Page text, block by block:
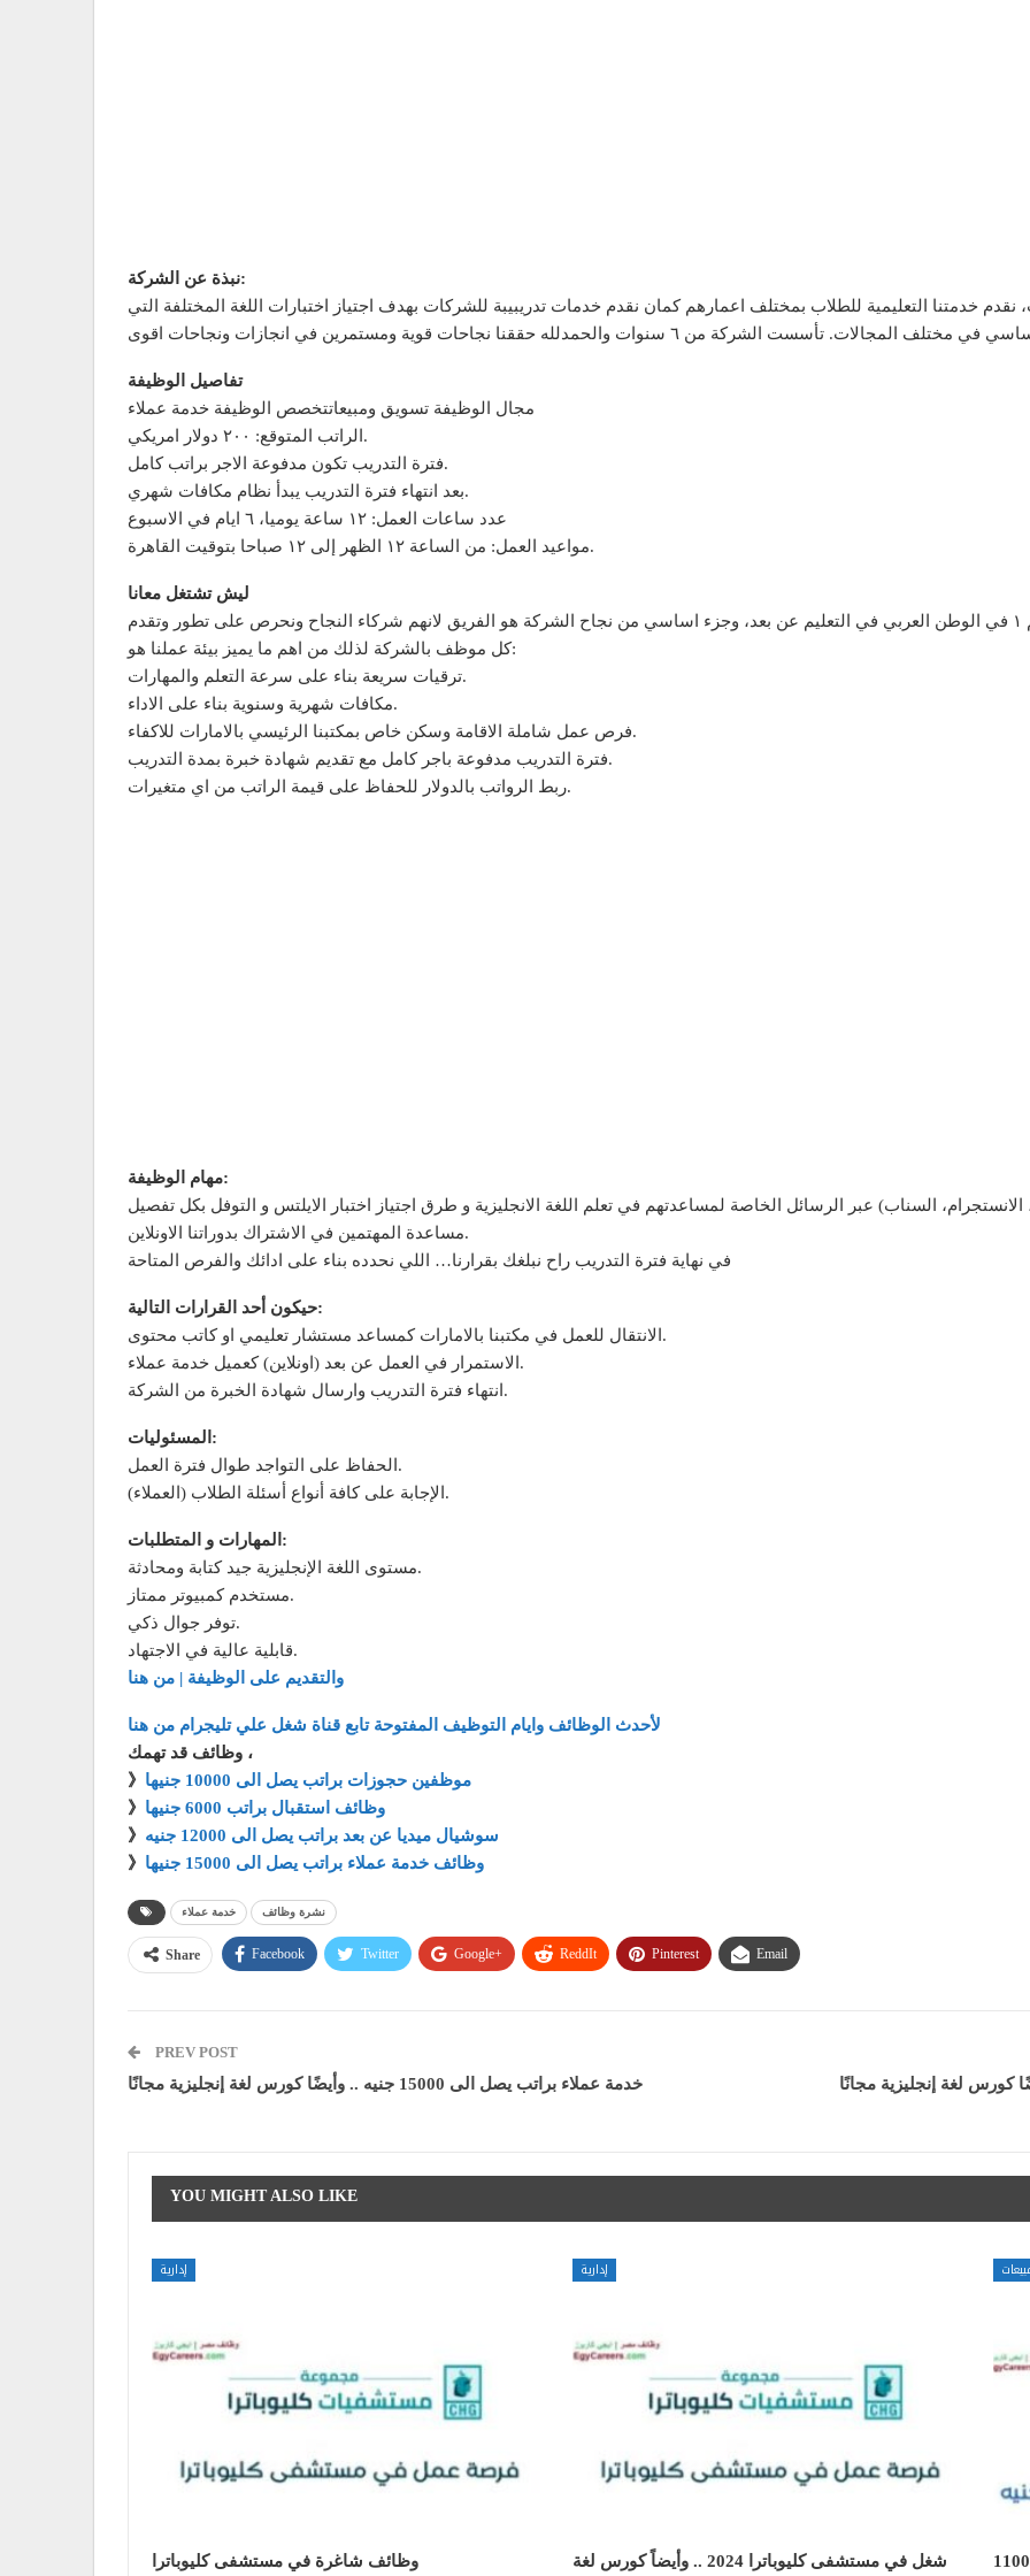
نبذة عن الشركة:
خدمتنا التعليمية للطلاب بمختلف اعمارهم كمان نقدم خدمات تدريبيبة للشركات بهدف اجتياز اختبارات اللغة المختلفة التي
تفاصيل الوظيفة
مجال الوظيفة تسويق ومبيعاتتخصص الوظيفة خدمة عملاء
الراتب المتوقع: ٢٠٠ دولار امريكي.
فترة التدريب تكون مدفوعة الاجر براتب كامل.
بعد انتهاء فترة التدريب يبدأ نظام مكافات شهري.
عدد ساعات العمل: ١٢ ساعة يوميا، ٦ ايام في الاسبوع
مواعيد العمل: من الساعة ١٢ الظهر إلى ١٢ صباحا بتوقيت القاهرة.
ليش تشتغل معانا
هدفنا في شركة ايديوتك لابس انه نكون الاكاديمية رقم ١ في الوطن العربي في التعليم عن بعد، وجزء اساسي من نجاح الشركة هو الفريق لانهم شركاء النجاح ونحرص على تطور وتقدم
كل موظف بالشركة لذلك من اهم ما يميز بيئة عملنا هو:
ترقيات سريعة بناء على سرعة التعلم والمهارات.
مكافات شهرية وسنوية بناء على الاداء.
فرص عمل شاملة الاقامة وسكن خاص بمكتبنا الرئيسي بالامارات للاكفاء.
فترة التدريب مدفوعة باجر كامل مع تقديم شهادة خبرة بمدة التدريب.
ربط الرواتب بالدولار للحفاظ على قيمة الراتب من اي متغيرات.
مهام الوظيفة:
مساعدة المهتمين في الاشتراك بدوراتنا الاونلاين.
في نهاية فترة التدريب راح نبلغك بقرارنا… اللي نحدده بناء على ادائك والفرص المتاحة
حيكون أحد القرارات التالية:
الانتقال للعمل في مكتبنا بالامارات كمساعد مستشار تعليمي او كاتب محتوى.
الاستمرار في العمل عن بعد (اونلاين) كعميل خدمة عملاء.
انتهاء فترة التدريب وارسال شهادة الخبرة من الشركة.
المسئوليات:
الحفاظ على التواجد طوال فترة العمل.
الإجابة على كافة أنواع أسئلة الطلاب (العملاء).
المهارات و المتطلبات:
مستوى اللغة الإنجليزية جيد كتابة ومحادثة.
مستخدم كمبيوتر ممتاز.
توفر جوال ذكي.
قابلية عالية في الاجتهاد.
والتقديم على الوظيفة | من هنا
لأحدث الوظائف وايام التوظيف المفتوحة تابع قناة شغل علي تليجرام من هنا
وظائف قد تهمك ،
》
موظفين حجوزات براتب يصل الى 10000 جنيها
》
وظائف استقبال براتب 6000 جنيها
》
سوشيال ميديا عن بعد براتب يصل الى 12000 جنيه
》
وظائف خدمة عملاء براتب يصل الى 15000 جنيها
خدمة عملاء نشرة وظائف
Share Facebook Twitter Google+ ReddIt Pinterest Email
PREV POST
خدمة عملاء براتب يصل الى 15000 جنيه .. وأيضًا كورس لغة إنجليزية مجانًا كورس لغة إنجليزية مجانًا
YOU MIGHT ALSO LIKE
إدارية
وظائف شاغرة في مستشفى كليوباترا
إدارية
شغل في مستشفى كليوباترا 2024 .. وأيضاً كورس لغة سوشيال ميديا مودريتور براتب 11000